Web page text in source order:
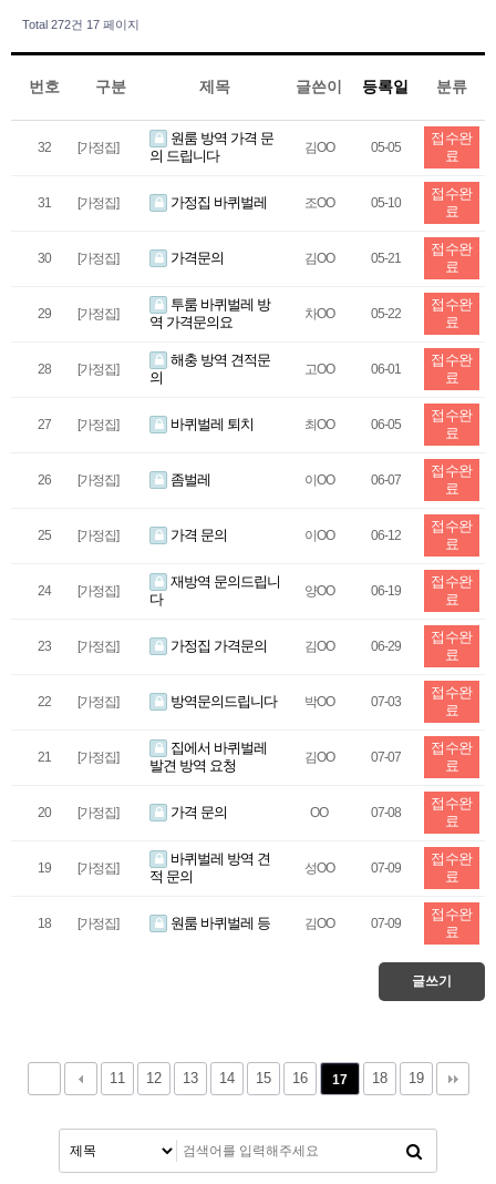
Total 272건 17 페이지
번호 구분 제목 글쓴이 등록일 분류
32 [가정집]
원룸 방역 가격 문
의 드립니다
김OO 05-05
접수완
료
31 [가정집] 가정집 바퀴벌레 조OO 05-10
접수완
료
30 [가정집] 가격문의 김OO 05-21
접수완
료
29 [가정집]
투룸 바퀴벌레 방
역 가격문의요
차OO 05-22
접수완
료
28 [가정집]
해충 방역 견적문
의
고OO 06-01
접수완
료
27 [가정집] 바퀴벌레 퇴치 최OO 06-05
접수완
료
26 [가정집] 좀벌레 이OO 06-07
접수완
료
25 [가정집] 가격 문의 이OO 06-12
접수완
료
24 [가정집]
재방역 문의드립니
다
양OO 06-19
접수완
료
23 [가정집] 가정집 가격문의 김OO 06-29
접수완
료
22 [가정집] 방역문의드립니다 박OO 07-03
접수완
료
21 [가정집]
집에서 바퀴벌레
발견 방역 요청
김OO 07-07
접수완
료
20 [가정집] 가격 문의 OO 07-08
접수완
료
19 [가정집]
바퀴벌레 방역 견
적 문의
성OO 07-09
접수완
료
18 [가정집] 원룸 바퀴벌레 등 김OO 07-09
접수완
료
글쓰기
11 12 13 14 15 16 17 18 19